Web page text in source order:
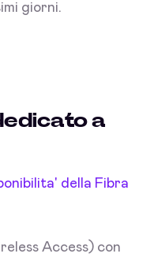
giorni.
a
della Fibra
Access) con